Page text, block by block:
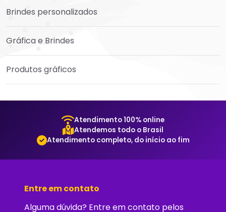
Brindes personalizados
Gráfica e Brindes
Produtos gráficos
Atendimento 100% online
Atendemos todo o Brasil
Atendimento completo, do início ao fim
Entre em contato
Alguma dúvida? Entre em contato pelos